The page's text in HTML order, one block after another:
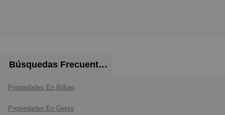
Búsquedas Frecuentes
Propiedades En Bilbao
Propiedades En Getxo